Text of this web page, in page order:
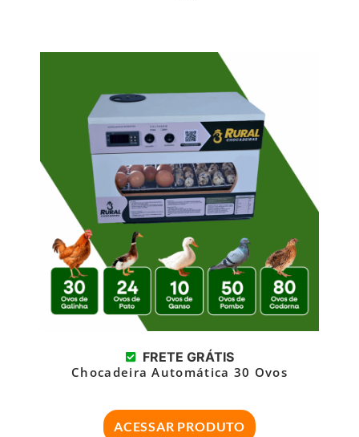
FRETE GRÁTIS
Chocadeira Automática 30 Ovos
ACESSAR PRODUTO